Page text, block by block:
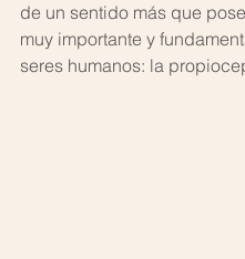
de un sentido más que
muy importante y
seres humanos: la